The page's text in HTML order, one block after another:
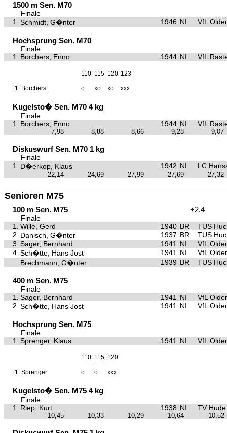
1500 m Sen. M70
Finale
1.
Schmidt, G�nter 1946 NI VfL
Hochsprung Sen. M70
Finale
1.
Borchers, Enno 1944 NI VfL
110 115 120 123
----- ----- ----- -----
1. Borchers o xo xo xxx
Kugelsto� Sen. M70 4 kg
Finale
1.
Borchers, Enno 1944 NI VfL
7,98 8,88 8,66 9,28 9,07
Diskuswurf Sen. M70 1 kg
Finale
1.
D�erkop, Klaus 1942 NI LC
22,14 24,69 27,99 27,69 27,32
Senioren M75
100 m Sen. M75 +2,4
Finale
1.
Wille, Gerd 1940 BR
TUS
2. Danisch, G�nter 1937 BR
TUS
3. Sager, Bernhard 1941 NI
VfL
4. Sch�tte, Hans Jost 1941 NI
VfL
Brechmann, G�nter
1939 BR TUS
400 m Sen. M75
Finale
1.
Sager, Bernhard 1941 NI
VfL
2. Sch�tte, Hans Jost 1941 NI VfL
Hochsprung Sen. M75
Finale
1.
Sprenger, Klaus 1941 NI VfL
110 115 120
----- ----- -----
1. Sprenger o o xxx
Kugelsto� Sen. M75 4 kg
Finale
1.
Riep, Kurt 1938 NI TV Hude
10,45 10,33 10,29 10,64 10,52